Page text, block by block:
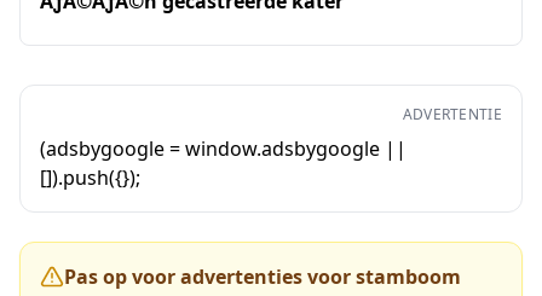
ADVERTENTIE
(adsbygoogle = window.adsbygoogle ||
[]).push({});
Pas op voor advertenties voor stamboom